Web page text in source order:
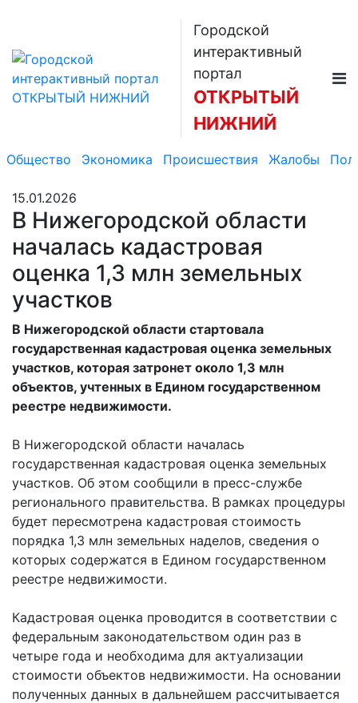
Городской
интерактивный
портал
ОТКРЫТЫЙ
НИЖНИЙ
Общество Экономика Происшествия Жалобы
15.01.2026
В Нижегородской области
началась кадастровая
оценка 1,3 млн земельных
участков
В Нижегородской области стартовала
государственная кадастровая оценка земельных
участков, которая затронет около 1,3 млн
объектов, учтенных в Едином государственном
реестре недвижимости.
В Нижегородской области началась
государственная кадастровая оценка земельных
участков. Об этом сообщили в пресс-службе
регионального правительства. В рамках процедуры
будет пересмотрена кадастровая стоимость
порядка 1,3 млн земельных наделов, сведения о
которых содержатся в Едином государственном
реестре недвижимости.
Кадастровая оценка проводится в соответствии с
федеральным законодательством один раз в
четыре года и необходима для актуализации
стоимости объектов недвижимости. На основании
полученных данных в дальнейшем рассчитывается